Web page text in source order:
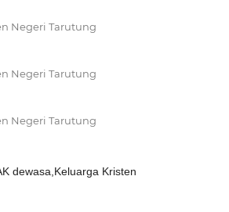
Negeri Tarutung
Negeri Tarutung
Negeri Tarutung
dewasa,Keluarga Kristen